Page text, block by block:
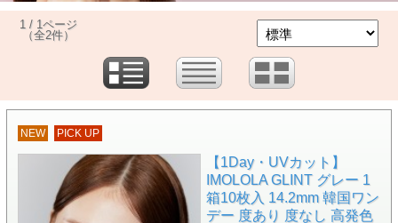
1 / 1ページ
（全2件）
NEW PICK UP
【1Day・UVカット】
IMOLOLA GLINT グレー 1
箱10枚入 14.2mm 韓国ワン
デー 度あり 度なし 高発色